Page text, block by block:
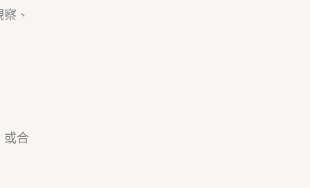
、
或合